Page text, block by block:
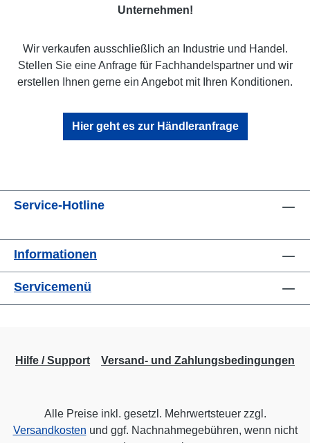
Unternehmen!
Wir verkaufen ausschließlich an Industrie und Handel.
Stellen Sie eine Anfrage für Fachhandelspartner und wir
erstellen Ihnen gerne ein Angebot mit Ihren Konditionen.
Hier geht es zur Händleranfrage
Service-Hotline
Informationen
Servicemenü
Hilfe / Support Versand- und Zahlungsbedingungen
Alle Preise inkl. gesetzl. Mehrwertsteuer zzgl.
Versandkosten und ggf. Nachnahmegebühren, wenn nicht